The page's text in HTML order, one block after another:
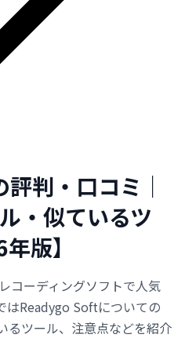
判・口コミ｜
・似ているツ
版】
コーディングソフトで人気
はReadygo Softについての
るツール、注意点などを紹介